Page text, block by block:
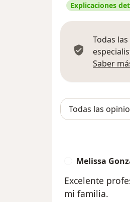
Explicaciones
Todas
Saber
Melissa
Excelente
mi familia.